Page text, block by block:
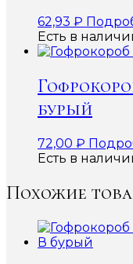
62,93 ₽
Есть в
бурый
72,00 ₽
Есть в
Похожие